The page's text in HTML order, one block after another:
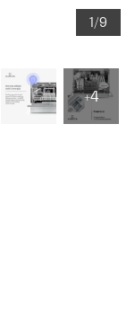
1/9
+4